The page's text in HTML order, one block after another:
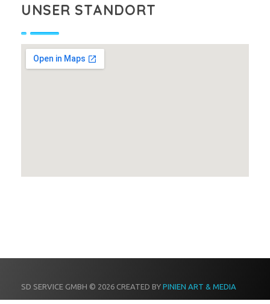
UNSER STANDORT
SD SERVICE GMBH © 2026 CREATED BY PINIEN ART & MEDIA